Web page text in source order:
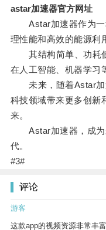
astar加速器官方网址
Astar加速器作为一
理性能和高效的能源利
其结构简单、功耗低
在人工智能、机器学习
未来，随着Astar加
科技领域带来更多创新
来。
Astar加速器，成为
代。
#3#
评论
游客
这款app的视频资源非常丰